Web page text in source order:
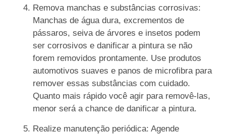
Remova manchas e substâncias corrosivas:
Manchas de água dura, excrementos de
pássaros, seiva de árvores e insetos podem
ser corrosivos e danificar a pintura se não
forem removidos prontamente. Use produtos
automotivos suaves e panos de microfibra para
remover essas substâncias com cuidado.
Quanto mais rápido você agir para removê-las,
menor será a chance de danificar a pintura.
Realize manutenção periódica: Agende